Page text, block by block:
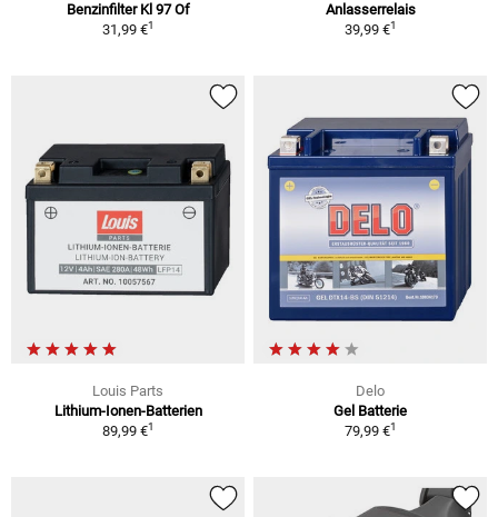
Benzinfilter Kl 97 Of
31,99 €1
Anlasserrelais
39,99 €1
Louis Parts
Lithium-Ionen-Batterien
89,99 €1
Delo
Gel Batterie
79,99 €1